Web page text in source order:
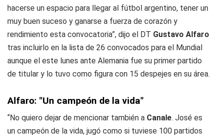
hacerse un espacio para llegar al fútbol argentino, tener un
muy buen suceso y ganarse a fuerza de corazón y
rendimiento esta convocatoria”, dijo el DT Gustavo Alfaro
tras incluirlo en la lista de 26 convocados para el Mundial
aunque el este lunes ante Alemania fue su primer partido
de titular y lo tuvo como figura con 15 despejes en su área.
Alfaro: "Un campeón de la vida"
“No quiero dejar de mencionar también a Canale. José es
un campeón de la vida, jugó como si tuviese 100 partidos